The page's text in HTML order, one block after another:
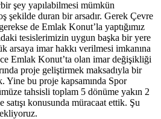
şey yapılabilmesi mümkün
şekilde duran bir arsadır. Gerek Çevre
de Emlak Konut’la yaptığımız
tesislerimizin uygun başka bir yere
arsaya imar hakkı verilmesi imkanına
Emlak Konut’ta olan imar değişikliği
proje geliştirmek maksadıyla bir
Yine bu proje kapsamında Spor
tahsisli toplam 5 dönüme yakın 2
konusunda müracaat ettik. Şu